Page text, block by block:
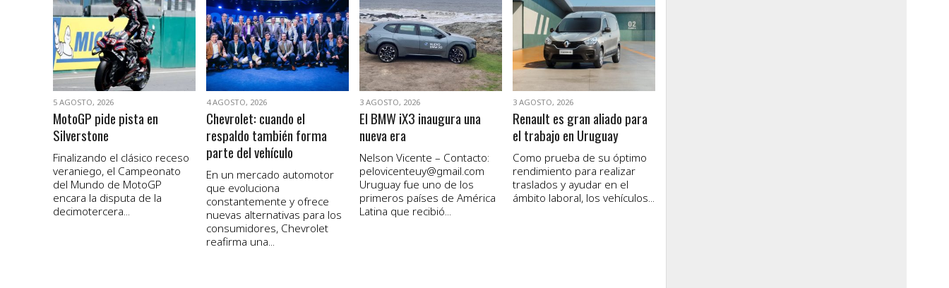
VER NOTA
5 AGOSTO, 2026
MotoGP pide pista en
Silverstone
Finalizando el clásico receso
veraniego, el Campeonato
del Mundo de MotoGP
encara la disputa de la
decimotercera...
VER NOTA
4 AGOSTO, 2026
Chevrolet: cuando el
respaldo también forma
parte del vehículo
En un mercado automotor
que evoluciona
constantemente y ofrece
nuevas alternativas para los
consumidores, Chevrolet
reafirma una...
VER NOTA
3 AGOSTO, 2026
El BMW iX3 inaugura una
nueva era
Nelson Vicente – Contacto:
pelovicenteuy@gmail.com
Uruguay fue uno de los
primeros países de América
Latina que recibió...
VER NOTA
3 AGOSTO, 2026
Renault es gran aliado para
el trabajo en Uruguay
Como prueba de su óptimo
rendimiento para realizar
traslados y ayudar en el
ámbito laboral, los vehículos...